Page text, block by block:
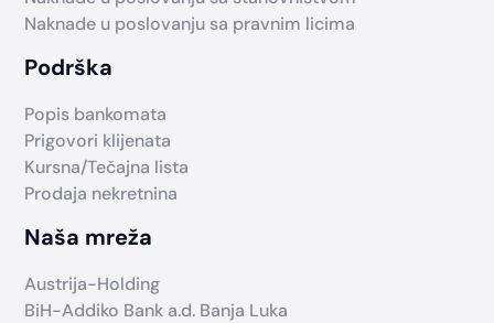
Naknade u poslovanju sa pravnim licima
Podrška
Popis bankomata
Prigovori klijenata
Kursna/Tečajna lista
Prodaja nekretnina
Naša mreža
Austrija-Holding
BiH-Addiko Bank a.d. Banja Luka